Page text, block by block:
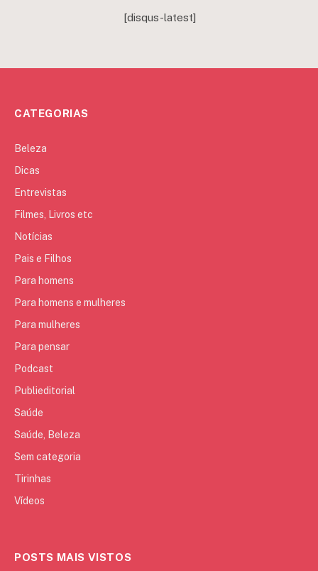
[disqus-latest]
CATEGORIAS
Beleza
Dicas
Entrevistas
Filmes, Livros etc
Notícias
Pais e Filhos
Para homens
Para homens e mulheres
Para mulheres
Para pensar
Podcast
Publieditorial
Saúde
Saúde, Beleza
Sem categoria
Tirinhas
Vídeos
POSTS MAIS VISTOS